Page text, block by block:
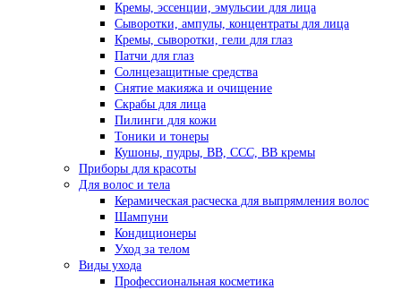
Кремы, эссенции, эмульсии для лица
Сыворотки, ампулы, концентраты для лица
Кремы, сыворотки, гели для глаз
Патчи для глаз
Солнцезащитные средства
Снятие макияжа и очищение
Скрабы для лица
Пилинги для кожи
Тоники и тонеры
Кушоны, пудры, ВВ, ССС, ВВ кремы
Приборы для красоты
Для волос и тела
Керамическая расческа для выпрямления волос
Шампуни
Кондиционеры
Уход за телом
Виды ухода
Профессиональная косметика